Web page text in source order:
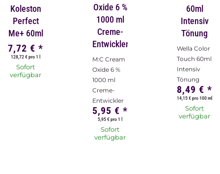
Koleston
Perfect
Me+ 60ml
7,72 € *
128,72 € pro 1 l
Sofort
verfügbar
Oxide 6 %
1000 ml
Creme-
Entwickler
M:C Cream
Oxide 6 %
1000 ml
Creme-
Entwickler
5,95 € *
5,95 € pro 1 l
Sofort
verfügbar
60ml
Intensiv
Tönung
Wella Color
Touch 60ml
Intensiv
Tönung
8,49 € *
14,15 € pro 100 ml
Sofort
verfügbar